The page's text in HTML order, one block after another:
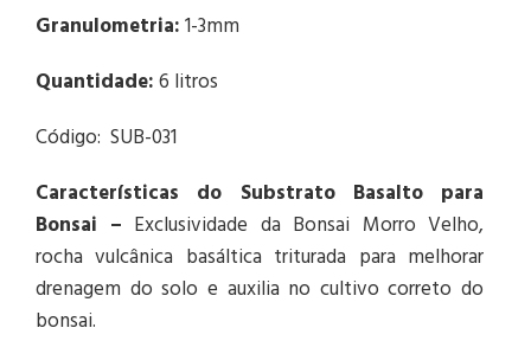
Granulometria:1-3mm
Quantidade:6 litros
Código: SUB-031
Características do Substrato Basalto para
Bonsai – Exclusividade da Bonsai Morro Velho,
rocha vulcânica basáltica triturada para melhorar
drenagem do solo e auxilia no cultivo correto do
bonsai.